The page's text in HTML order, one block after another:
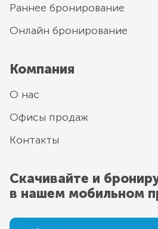
Раннее бронирование
Онлайн бронирование
Компания
О нас
Офисы продаж
Контакты
Скачивайте и
в нашем мобильном